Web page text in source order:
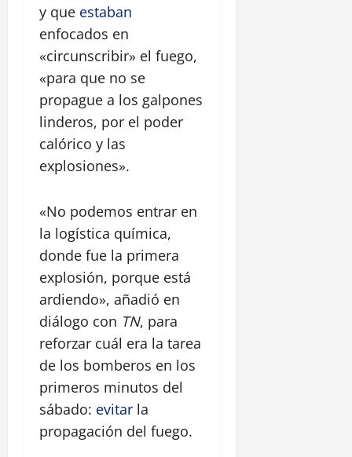
y que estaban
enfocados en
«circunscribir» el fuego,
«para que no se
propague a los galpones
linderos, por el poder
calórico y las
explosiones».
«No podemos entrar en
la logística química,
donde fue la primera
explosión, porque está
ardiendo», añadió en
diálogo con TN, para
reforzar cuál era la tarea
de los bomberos en los
primeros minutos del
sábado: evitar la
propagación del fuego.